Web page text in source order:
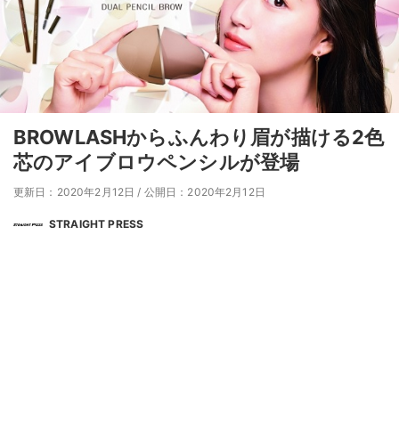
BROWLASHからふんわり眉が描ける2色
芯のアイブロウペンシルが登場
更新日：2020年2月12日 / 公開日：2020年2月12日
STRAIGHT PRESS